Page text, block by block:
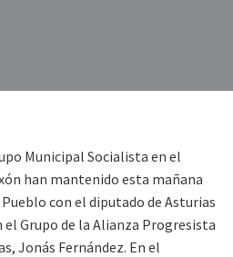
Municipal Socialista en el
han mantenido esta mañana
con el diputado de Asturias
Grupo de la Alianza Progresista
Jonás Fernández. En el